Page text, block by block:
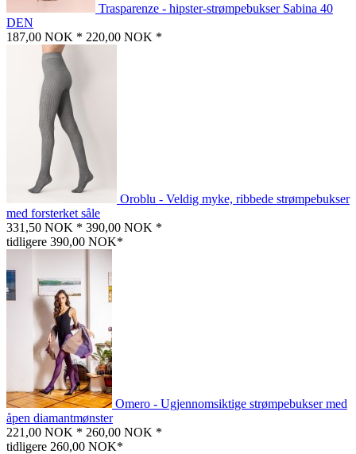
Trasparenze - hipster-strømpebukser Sabina 40
DEN
187,00 NOK * 220,00 NOK *
Oroblu - Veldig myke, ribbede strømpebukser
med forsterket såle
331,50 NOK * 390,00 NOK *
tidligere 390,00 NOK*
Omero - Ugjennomsiktige strømpebukser med
åpen diamantmønster
221,00 NOK * 260,00 NOK *
tidligere 260,00 NOK*